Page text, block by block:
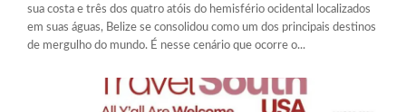
sua costa e três dos quatro atóis do hemisfério ocidental localizados
em suas águas, Belize se consolidou como um dos principais destinos
de mergulho do mundo. É nesse cenário que ocorre o...